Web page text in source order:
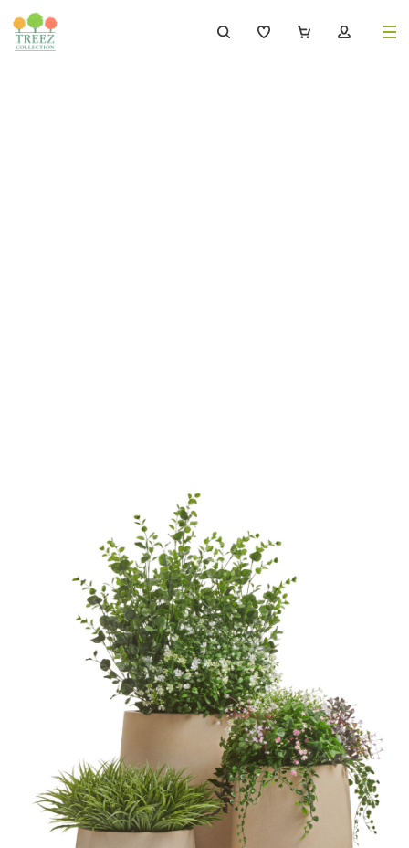
Готовые решения от Treez
Алфавитный указатель
Прайс-листы и каталоги
Доставка и оплата
Вопросы и ответы
Контакты